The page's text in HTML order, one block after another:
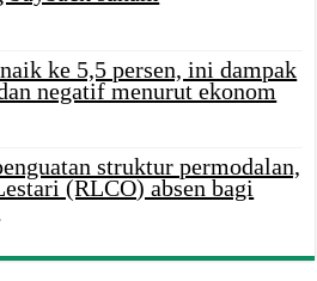
ke 5,5 persen, ini dampak
negatif menurut ekonom
struktur permodalan,
(RLCO) absen bagi